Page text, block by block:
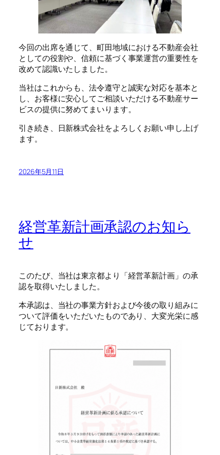
今回の出席を通じて、町田地域における不動産会社
としての役割や、信頼に基づく事業運営の重要性を
改めて認識いたしました。
当社はこれからも、法令遵守と誠実な対応を基本と
し、お客様に安心してご相談いただける不動産サー
ビスの提供に努めてまいります。
引き続き、日新株式会社をよろしくお願い申し上げ
ます。
2026年5月11日
経営革新計画承認のお知ら
せ
このたび、当社は東京都より「経営革新計画」の承
認を取得いたしました。
本承認は、当社の事業方針および今後の取り組みに
ついて評価をいただいたものであり、大変光栄に感
じております。